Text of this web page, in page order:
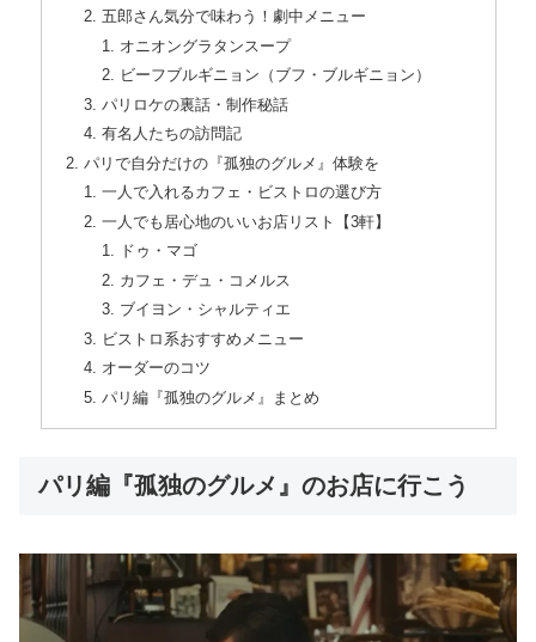
五郎さん気分で味わう！劇中メニュー
オニオングラタンスープ
ビーフブルギニョン（ブフ・ブルギニョン）
パリロケの裏話・制作秘話
有名人たちの訪問記
パリで自分だけの『孤独のグルメ』体験を
一人で入れるカフェ・ビストロの選び方
一人でも居心地のいいお店リスト【3軒】
ドゥ・マゴ
カフェ・デュ・コメルス
ブイヨン・シャルティエ
ビストロ系おすすめメニュー
オーダーのコツ
パリ編『孤独のグルメ』まとめ
パリ編『孤独のグルメ』のお店に行こう